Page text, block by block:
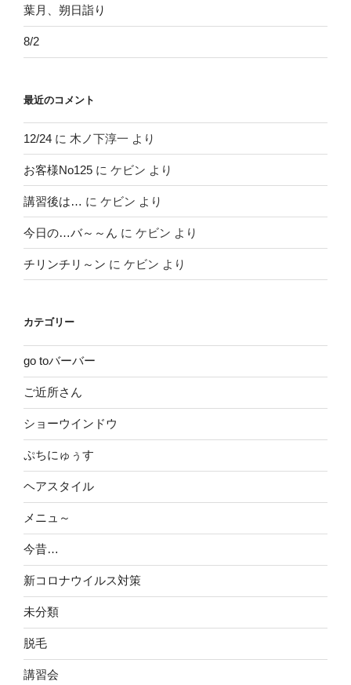
葉月、朔日詣り
8/2
最近のコメント
12/24 に 木ノ下淳一 より
お客様No125 に ケビン より
講習後は… に ケビン より
今日の…バ～～ん に ケビン より
チリンチリ～ン に ケビン より
カテゴリー
go toバーバー
ご近所さん
ショーウインドウ
ぷちにゅぅす
ヘアスタイル
メニュ～
今昔…
新コロナウイルス対策
未分類
脱毛
講習会